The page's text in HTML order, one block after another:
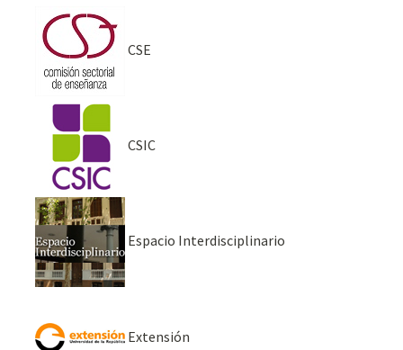
CSE
CSIC
Espacio Interdisciplinario
Extensión